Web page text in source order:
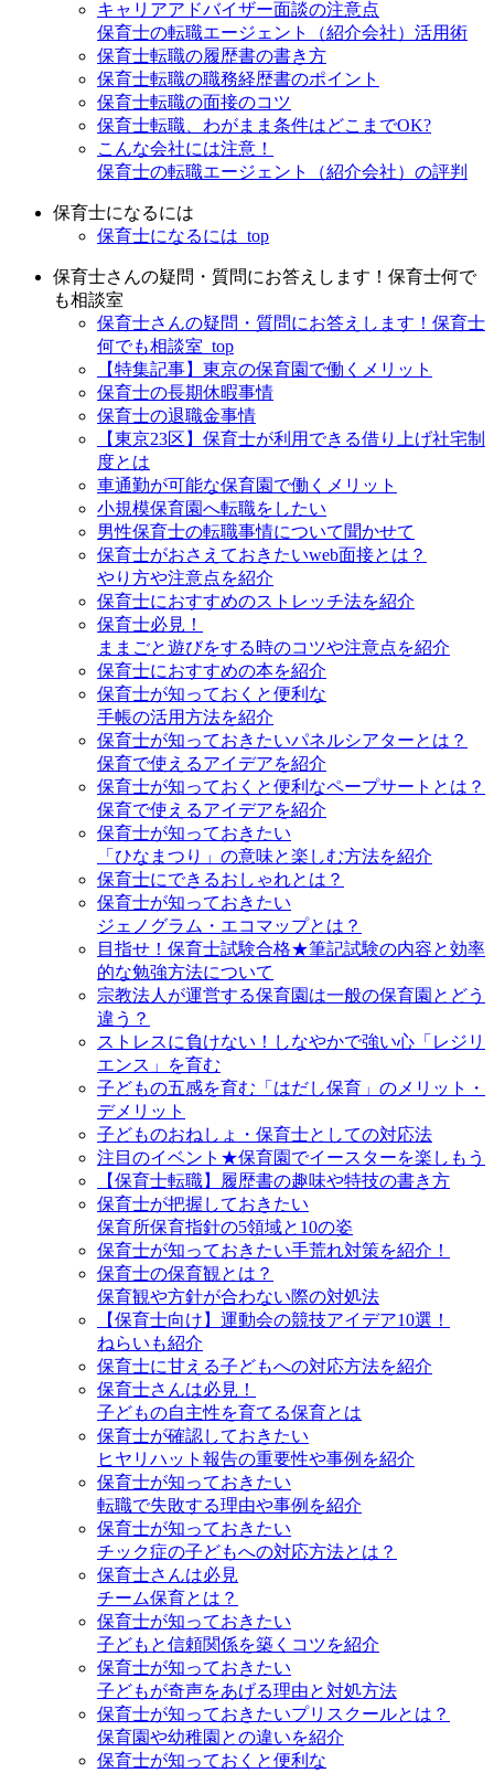
キャリアアドバイザー面談の注意点
保育士の転職エージェント（紹介会社）活用術
保育士転職の履歴書の書き方
保育士転職の職務経歴書のポイント
保育士転職の面接のコツ
保育士転職、わがまま条件はどこまでOK?
こんな会社には注意！
保育士の転職エージェント（紹介会社）の評判
保育士になるには
保育士になるには_top
保育士さんの疑問・質問にお答えします！保育士何で
も相談室
保育士さんの疑問・質問にお答えします！保育士
何でも相談室_top
【特集記事】東京の保育園で働くメリット
保育士の長期休暇事情
保育士の退職金事情
【東京23区】保育士が利用できる借り上げ社宅制
度とは
車通勤が可能な保育園で働くメリット
小規模保育園へ転職をしたい
男性保育士の転職事情について聞かせて
保育士がおさえておきたいweb面接とは？
やり方や注意点を紹介
保育士におすすめのストレッチ法を紹介
保育士必見！
ままごと遊びをする時のコツや注意点を紹介
保育士におすすめの本を紹介
保育士が知っておくと便利な
手帳の活用方法を紹介
保育士が知っておきたいパネルシアターとは？
保育で使えるアイデアを紹介
保育士が知っておくと便利なペープサートとは？
保育で使えるアイデアを紹介
保育士が知っておきたい
「ひなまつり」の意味と楽しむ方法を紹介
保育士にできるおしゃれとは？
保育士が知っておきたい
ジェノグラム・エコマップとは？
目指せ！保育士試験合格★筆記試験の内容と効率
的な勉強方法について
宗教法人が運営する保育園は一般の保育園とどう
違う？
ストレスに負けない！しなやかで強い心「レジリ
エンス」を育む
子どもの五感を育む「はだし保育」のメリット・
デメリット
子どものおねしょ・保育士としての対応法
注目のイベント★保育園でイースターを楽しもう
【保育士転職】履歴書の趣味や特技の書き方
保育士が把握しておきたい
保育所保育指針の5領域と10の姿
保育士が知っておきたい手荒れ対策を紹介！
保育士の保育観とは？
保育観や方針が合わない際の対処法
【保育士向け】運動会の競技アイデア10選！
ねらいも紹介
保育士に甘える子どもへの対応方法を紹介
保育士さんは必見！
子どもの自主性を育てる保育とは
保育士が確認しておきたい
ヒヤリハット報告の重要性や事例を紹介
保育士が知っておきたい
転職で失敗する理由や事例を紹介
保育士が知っておきたい
チック症の子どもへの対応方法とは？
保育士さんは必見
チーム保育とは？
保育士が知っておきたい
子どもと信頼関係を築くコツを紹介
保育士が知っておきたい
子どもが奇声をあげる理由と対処方法
保育士が知っておきたいプリスクールとは？
保育園や幼稚園との違いを紹介
保育士が知っておくと便利な